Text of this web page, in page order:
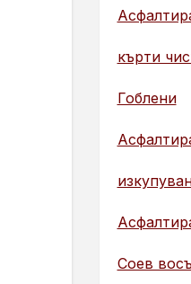
кърти
Гоблени
Соев